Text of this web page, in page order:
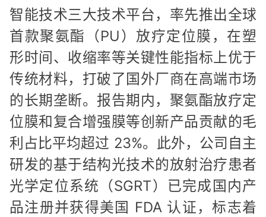
智能技术三大技术平台，率先推出全球
首款聚氨酯（PU）放疗定位膜，在塑
形时间、收缩率等关键性能指标上优于
传统材料，打破了国外厂商在高端市场
的长期垄断。报告期内，聚氨酯放疗定
位膜和复合增强膜等创新产品贡献的毛
利占比平均超过 23%。此外，公司自主
研发的基于结构光技术的放射治疗患者
光学定位系统（SGRT）已完成国内产
品注册并获得美国 FDA 认证，标志着